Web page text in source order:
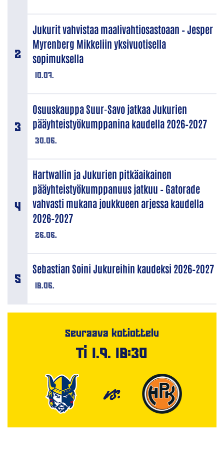
10.07.
Jukurit vahvistaa maalivahtiosastoaan – Jesper
Myrenberg Mikkeliin yksivuotisella
sopimuksella
30.06.
Osuuskauppa Suur-Savo jatkaa Jukurien
pääyhteistyökumppanina kaudella 2026–2027
26.06.
Hartwallin ja Jukurien pitkäaikainen
pääyhteistyökumppanuus jatkuu – Gatorade
vahvasti mukana joukkueen arjessa kaudella
2026–2027
18.06.
Sebastian Soini Jukureihin kaudeksi 2026–2027
Seuraava kotiottelu
Ti 1.9. 18:30
VS.